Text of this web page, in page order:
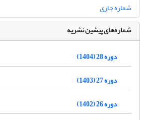
شماره جاری
شماره‌های پیشین نشریه
دوره 28 (1404)
دوره 27 (1403)
دوره 26 (1402)